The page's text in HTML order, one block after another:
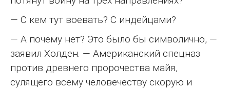
— С кем тут воевать? С индейцами?
— А почему нет? Это было бы символично, —
заявил Холден. — Американский спецназ
против древнего пророчества майя,
сулящего всему человечеству скорую и